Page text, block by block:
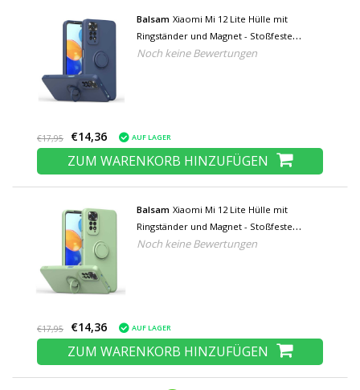
Balsam Xiaomi Mi 12 Lite Hülle mit
Ringständer und Magnet - Stoßfeste
Schutzhülle Blau
Noch keine Bewertungen
€17,95 €14,36 AUF LAGER
ZUM WARENKORB HINZUFÜGEN
Balsam Xiaomi Mi 12 Lite Hülle mit
Ringständer und Magnet - Stoßfeste
Schutzhülle Grün
Noch keine Bewertungen
€17,95 €14,36 AUF LAGER
ZUM WARENKORB HINZUFÜGEN